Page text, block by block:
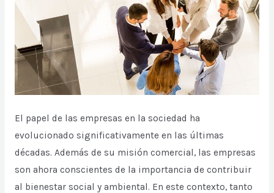
El papel de las empresas en la sociedad ha
evolucionado significativamente en las últimas
décadas. Además de su misión comercial, las empresas
son ahora conscientes de la importancia de contribuir
al bienestar social y ambiental. En este contexto, tanto